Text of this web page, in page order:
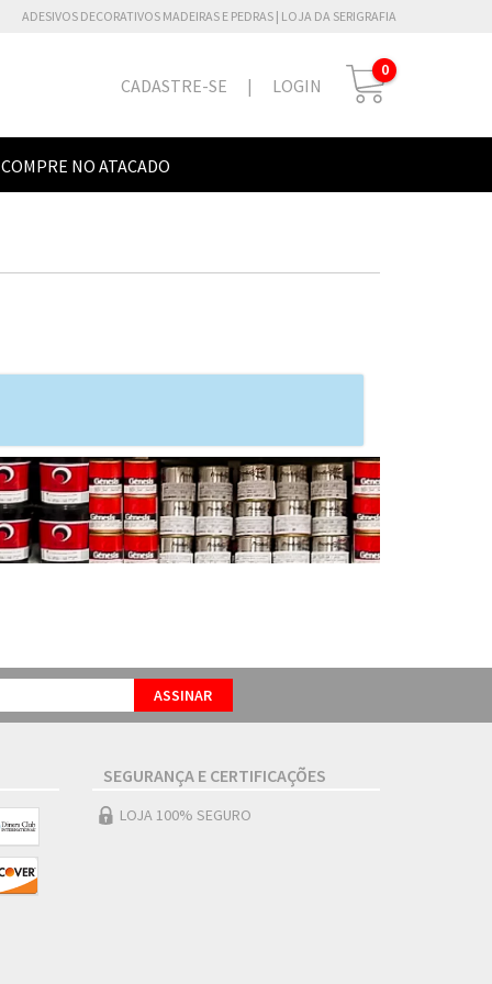
ADESIVOS DECORATIVOS MADEIRAS E PEDRAS | LOJA DA SERIGRAFIA
0
CADASTRE-SE | LOGIN
COMPRE NO ATACADO
SEGURANÇA E CERTIFICAÇÕES
LOJA 100% SEGURO